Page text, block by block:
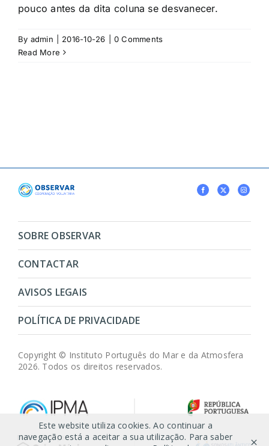
pouco antes da dita coluna se desvanecer.
By admin 2016-10-26
0 Comments
Read More
SOBRE OBSERVAR
CONTACTAR
AVISOS LEGAIS
POLÍTICA DE PRIVACIDADE
Copyright © Instituto Português do Mar e da Atmosfera
2026. Todos os direitos reservados.
Desenvolvido por
Este website utiliza cookies. Ao continuar a
navegação está a aceitar a sua utilização. Para saber